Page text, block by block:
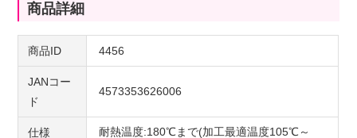
商品詳細
商品ID 4456
JANコー
ド
4573353626006
仕様
耐熱温度:180℃まで(加工最適温度105℃～